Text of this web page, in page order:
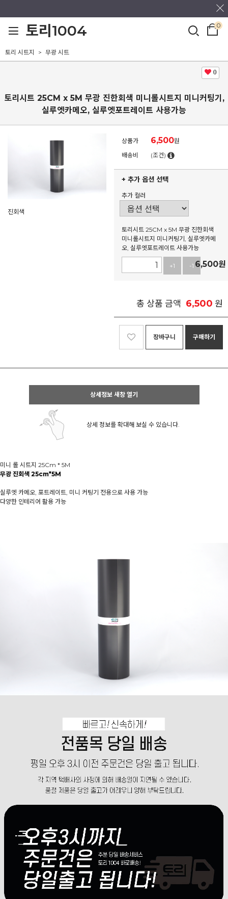
토리1004 0
토리 시트지 무광 시트
0
토리시트 25CM x 5M 무광 진한회색 미니롤시트지 미니커팅기,
실루엣카메오, 실루엣포트레이트 사용가능
진회색
상품가 6,500원
배송비
(조건)
+ 추가 옵션 선택
추가 컬러
토리시트 25CM x 5M 무광 진한회색
미니롤시트지 미니커팅기, 실루엣카메
오, 실루엣포트레이트 사용가능
+1 -1 6,500원
총 상품 금액 6,500 원
장바구니 구매하기
상세정보 새창 열기
상세 정보를 확대해 보실 수 있습니다.
미니 롤 시트지 25Cm * 5M
무광 진회색 25cm*5M
실루엣 카메오, 포트레이트, 미니 커팅기 전용으로 사용 가능
다양한 인테리어 활용 가능